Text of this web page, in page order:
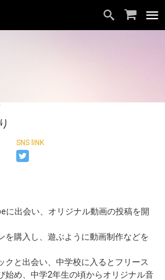
に出会い、オリジナル動画の投稿を開
を購入し、遊ぶように動画制作などを
クと出会い、中学校に入るとフリース
始め、中学2年生の頃からオリジナル音